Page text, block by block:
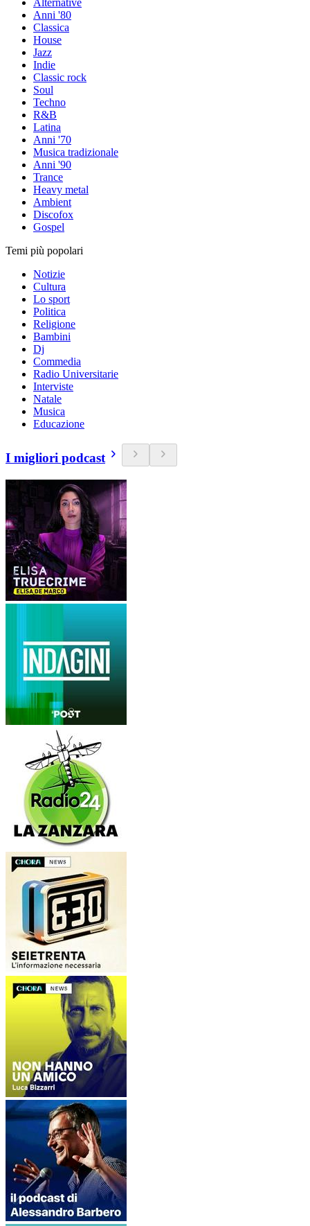
Alternative
Anni '80
Classica
House
Jazz
Indie
Classic rock
Soul
Techno
R&B
Latina
Anni '70
Musica tradizionale
Anni '90
Trance
Heavy metal
Ambient
Discofox
Gospel
Temi più popolari
Notizie
Cultura
Lo sport
Politica
Religione
Bambini
Dj
Commedia
Radio Universitarie
Interviste
Natale
Musica
Educazione
I migliori podcast